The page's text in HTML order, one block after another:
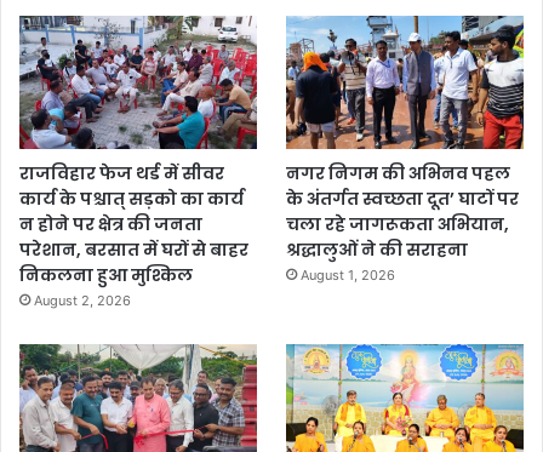
राजविहार फेज थर्ड में सीवर
कार्य के पश्चात् सड़को का कार्य
न होने पर क्षेत्र की जनता
परेशान, बरसात में घरों से बाहर
निकलना हुआ मुश्किल
August 2, 2026
नगर निगम की अभिनव पहल
के अंतर्गत स्वच्छता दूत’ घाटों पर
चला रहे जागरूकता अभियान,
श्रद्धालुओं ने की सराहना
August 1, 2026